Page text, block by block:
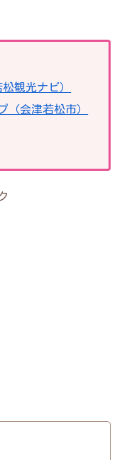
観光ナビ）
（会津若松市）